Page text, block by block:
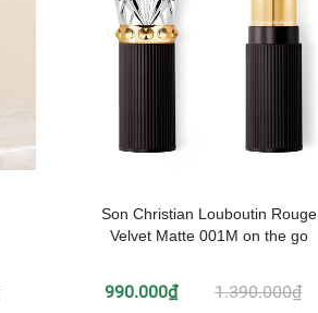
Son Christian Louboutin Rouge
Velvet Matte 001M on the go
990.000₫ 1.390.000₫